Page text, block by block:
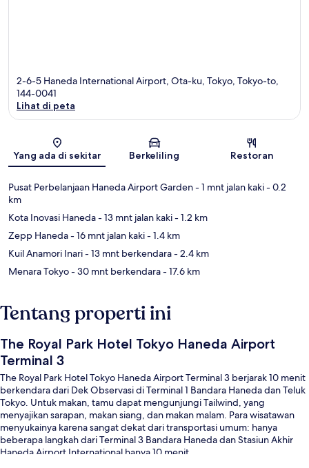
2-6-5 Haneda International Airport, Ota-ku, Tokyo, Tokyo-to,
144-0041
Lihat di peta
Yang ada di sekitar Berkeliling Restoran
Pusat Perbelanjaan Haneda Airport Garden- 1 mnt jalan kaki- 0.2
km
Kota Inovasi Haneda- 13 mnt jalan kaki- 1.2 km
Zepp Haneda- 16 mnt jalan kaki- 1.4 km
Kuil Anamori Inari- 13 mnt berkendara- 2.4 km
Menara Tokyo- 30 mnt berkendara- 17.6 km
Tentang properti ini
The Royal Park Hotel Tokyo Haneda Airport
Terminal 3
The Royal Park Hotel Tokyo Haneda Airport Terminal 3 berjarak 10 menit
berkendara dari Dek Observasi di Terminal 1 Bandara Haneda dan Teluk
Tokyo. Untuk makan, tamu dapat mengunjungi Tailwind, yang
menyajikan sarapan, makan siang, dan makan malam. Para wisatawan
menyukainya karena sangat dekat dari transportasi umum: hanya
beberapa langkah dari Terminal 3 Bandara Haneda dan Stasiun Akhir
Haneda Airport International hanya 10 menit.